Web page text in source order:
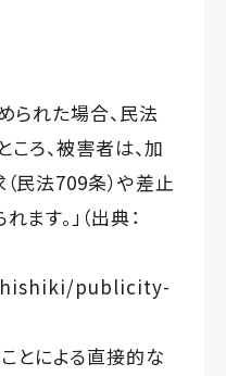
られた場合、民法
ろ、被害者は、加
民法709条）や差止
す。」（出典：
publicity-
とによる直接的な